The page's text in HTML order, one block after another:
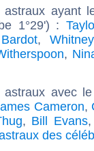
astraux ayant
1°29') :
,
,
astraux avec
Cameron,
, Bill Evans
des